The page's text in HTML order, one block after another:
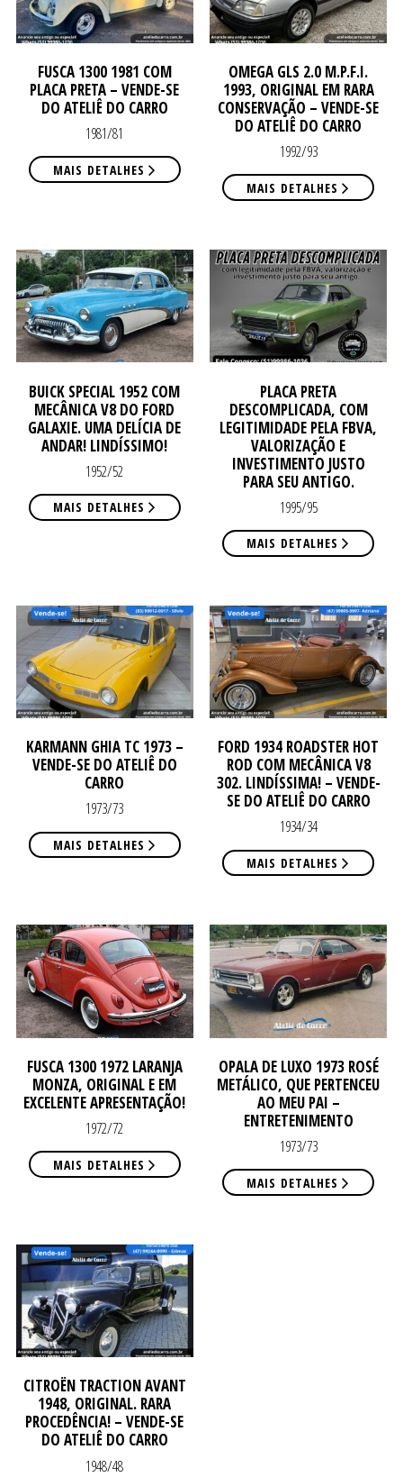
FUSCA 1300 1981 COM
PLACA PRETA – VENDE-SE
DO ATELIÊ DO CARRO
1981/81
MAIS DETALHES
OMEGA GLS 2.0 M.P.F.I.
1993, ORIGINAL EM RARA
CONSERVAÇÃO – VENDE-SE
DO ATELIÊ DO CARRO
1992/93
MAIS DETALHES
BUICK SPECIAL 1952 COM
MECÂNICA V8 DO FORD
GALAXIE. UMA DELÍCIA DE
ANDAR! LINDÍSSIMO!
1952/52
MAIS DETALHES
PLACA PRETA
DESCOMPLICADA, COM
LEGITIMIDADE PELA FBVA,
VALORIZAÇÃO E
INVESTIMENTO JUSTO
PARA SEU ANTIGO.
1995/95
MAIS DETALHES
KARMANN GHIA TC 1973 –
VENDE-SE DO ATELIÊ DO
CARRO
1973/73
MAIS DETALHES
FORD 1934 ROADSTER HOT
ROD COM MECÂNICA V8
302. LINDÍSSIMA! – VENDE-
SE DO ATELIÊ DO CARRO
1934/34
MAIS DETALHES
FUSCA 1300 1972 LARANJA
MONZA, ORIGINAL E EM
EXCELENTE APRESENTAÇÃO!
1972/72
MAIS DETALHES
OPALA DE LUXO 1973 ROSÉ
METÁLICO, QUE PERTENCEU
AO MEU PAI –
ENTRETENIMENTO
1973/73
MAIS DETALHES
CITROËN TRACTION AVANT
1948, ORIGINAL. RARA
PROCEDÊNCIA! – VENDE-SE
DO ATELIÊ DO CARRO
1948/48